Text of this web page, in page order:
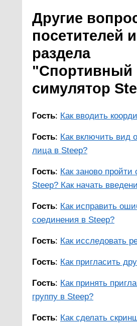
Другие
посетителей
раздела
"Спортивный
симулятор
Гость: Как вводить
Гость: Как включить вид
лица в Steep?
Гость: Как заново пройти
Steep? Как начать
Гость: Как исправить
соединения в Steep?
Гость: Как исследовать
Гость: Как пригласить
Гость: Как принять
группу в Steep?
Гость: Как сделать